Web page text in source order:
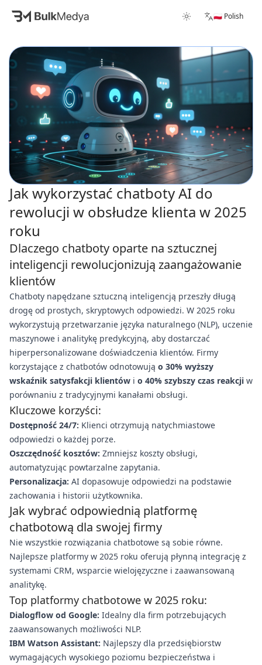
🇵🇱 Polish
Jak wykorzystać chatboty AI do
rewolucji w obsłudze klienta w 2025
roku
Dlaczego chatboty oparte na sztucznej
inteligencji rewolucjonizują zaangażowanie
klientów
Chatboty napędzane sztuczną inteligencją przeszły długą
drogę od prostych, skryptowych odpowiedzi. W 2025 roku
wykorzystują przetwarzanie języka naturalnego (NLP), uczenie
maszynowe i analitykę predykcyjną, aby dostarczać
hiperpersonalizowane doświadczenia klientów. Firmy
korzystające z chatbotów odnotowują o 30% wyższy
wskaźnik satysfakcji klientów i o 40% szybszy czas reakcji w
porównaniu z tradycyjnymi kanałami obsługi.
Kluczowe korzyści:
Dostępność 24/7: Klienci otrzymują natychmiastowe
odpowiedzi o każdej porze.
Oszczędność kosztów: Zmniejsz koszty obsługi,
automatyzując powtarzalne zapytania.
Personalizacja: AI dopasowuje odpowiedzi na podstawie
zachowania i historii użytkownika.
Jak wybrać odpowiednią platformę
chatbotową dla swojej firmy
Nie wszystkie rozwiązania chatbotowe są sobie równe.
Najlepsze platformy w 2025 roku oferują płynną integrację z
systemami CRM, wsparcie wielojęzyczne i zaawansowaną
analitykę.
Top platformy chatbotowe w 2025 roku:
Dialogflow od Google: Idealny dla firm potrzebujących
zaawansowanych możliwości NLP.
IBM Watson Assistant: Najlepszy dla przedsiębiorstw
wymagających wysokiego poziomu bezpieczeństwa i